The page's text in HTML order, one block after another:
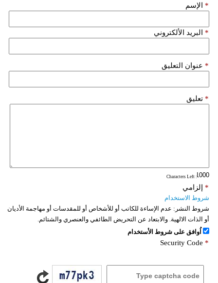
أبراج
سيارات
الإسم *
البريد الألكتروني *
عنوان التعليق *
تعليق *
: Characters Left
إلزامي *
شروط الاستخدام
شروط النشر: عدم الإساءة للكاتب أو للأشخاص أو للمقدسات أو مهاجمة الأديان
أو الذات الالهية. والابتعاد عن التحريض الطائفي والعنصري والشتائم.
اُوافق على شروط الأستخدام
Security Code *